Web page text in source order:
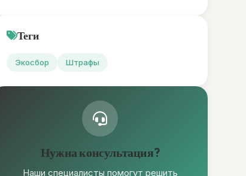
Теги
Экосбор Штрафы
Нужна консультация?
Наши специалисты помогут решить